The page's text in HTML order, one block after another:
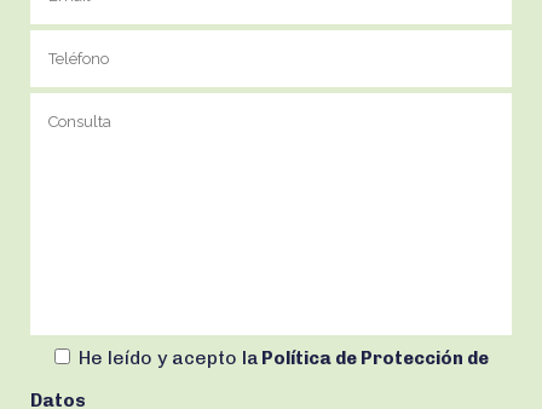
He leído y acepto la Política de Protección de
Datos